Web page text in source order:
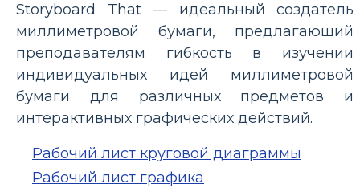
Storyboard That — идеальный создатель
миллиметровой бумаги, предлагающий
преподавателям гибкость в изучении
индивидуальных идей миллиметровой
бумаги для различных предметов и
интерактивных графических действий.
Рабочий лист круговой диаграммы
Рабочий лист графика